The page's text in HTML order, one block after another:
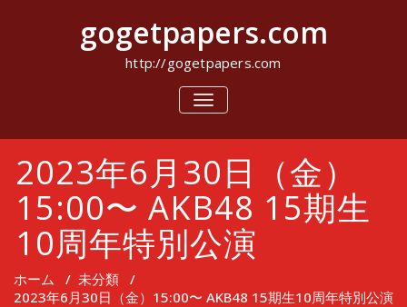
キ
gogetpapers.com
http://gogetpapers.com
ナ
ビ
シ
ョ
ン
を
切
り
替
2023年6月30日（金）
15:00〜 AKB48 15期生
10周年特別公演
ホーム / 未分類 /
2023年6月30日（金）15:00〜 AKB48 15期生10周年特別公演